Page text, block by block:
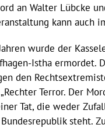
an Walter Lübcke
kann auch
wurde der
Istha
den
Terror. Der
Tat, die weder
steht.